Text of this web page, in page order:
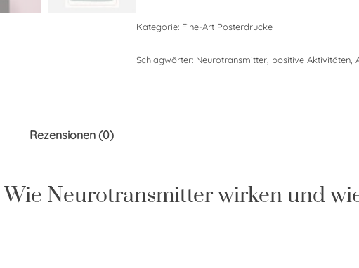
Kategorie: Fine-Art Posterdrucke
Schlagwörter: Neurotransmitter, positive Aktivitäten,
Rezensionen (0)
Wie Neurotransmitter wirken und